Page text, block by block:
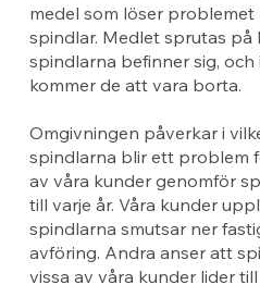
medel som löser
spindlar. Medlet sprutas på
spindlarna befinner sig,
kommer de att vara borta.
Omgivningen påverkar i
spindlarna blir ett problem
av våra kunder genomför
till varje år. Våra kunder
spindlarna smutsar ner
avföring. Andra anser att
vissa av våra kunder lider